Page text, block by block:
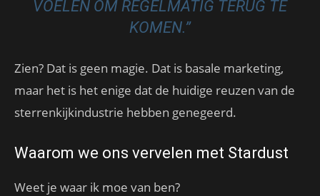
VOELEN OM REGELMATIG TERUG TE
KOMEN.”
Zien? Dat is geen magie. Dat is basale marketing,
maar het is het enige dat de huidige reuzen van de
sterrenkijkindustrie hebben genegeerd.
Waarom we ons vervelen met Stardust
Weet je waar ik moe van ben?